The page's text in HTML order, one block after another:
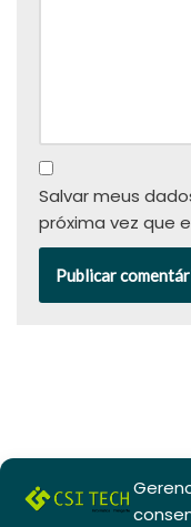
Salvar meus
próxima vez que